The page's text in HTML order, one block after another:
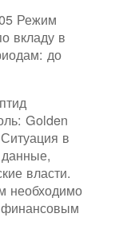
Режим
вкладу в
до
Golden
в
власти.
необходимо
финансовым